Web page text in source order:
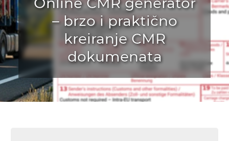
– brzo i praktično
kreiranje CMR
dokumenata